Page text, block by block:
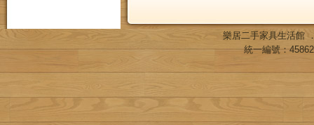
樂居二手家具生活館
統一編號：